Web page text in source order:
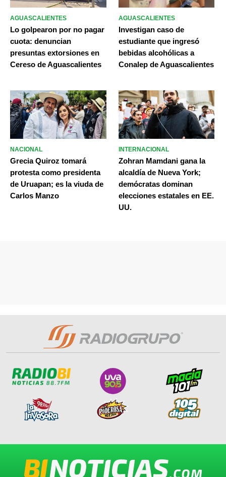
AGUASCALIENTES
Lo golpearon por no pagar
cuota: denuncian
presuntas extorsiones en
Cereso de Aguascalientes
AGUASCALIENTES
Investigan caso de
estudiante que ingresó
bebidas alcohólicas a
Conalep de Aguascalientes
NACIONAL
Grecia Quiroz tomará
protesta como presidenta
de Uruapan; es la viuda de
Carlos Manzo
INTERNACIONAL
Zohran Mamdani gana la
alcaldía de Nueva York;
demócratas dominan
elecciones estatales en EE.
UU.